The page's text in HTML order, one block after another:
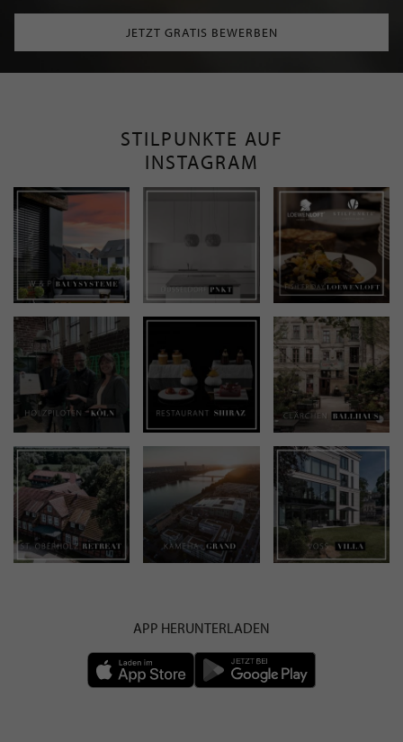
JETZT GRATIS BEWERBEN
STILPUNKTE AUF
INSTAGRAM
APP HERUNTERLADEN